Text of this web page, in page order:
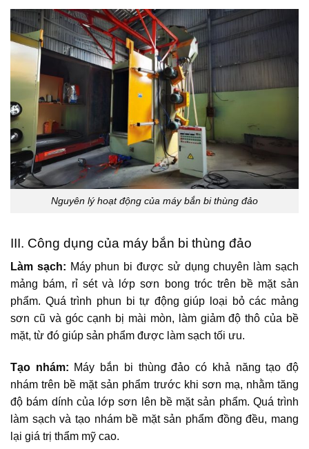
Nguyên lý hoạt động của máy bắn bi thùng đảo
III. Công dụng của máy bắn bi thùng đảo
Làm sạch: Máy phun bi được sử dụng chuyên làm sạch
mảng bám, rỉ sét và lớp sơn bong tróc trên bề mặt sản
phẩm. Quá trình phun bi tự động giúp loại bỏ các mảng
sơn cũ và góc cạnh bị mài mòn, làm giảm độ thô của bề
mặt, từ đó giúp sản phẩm được làm sạch tối ưu.
Tạo nhám: Máy bắn bi thùng đảo có khả năng tạo độ
nhám trên bề mặt sản phẩm trước khi sơn mạ, nhằm tăng
độ bám dính của lớp sơn lên bề mặt sản phẩm. Quá trình
làm sạch và tạo nhám bề mặt sản phẩm đồng đều, mang
lại giá trị thẩm mỹ cao.